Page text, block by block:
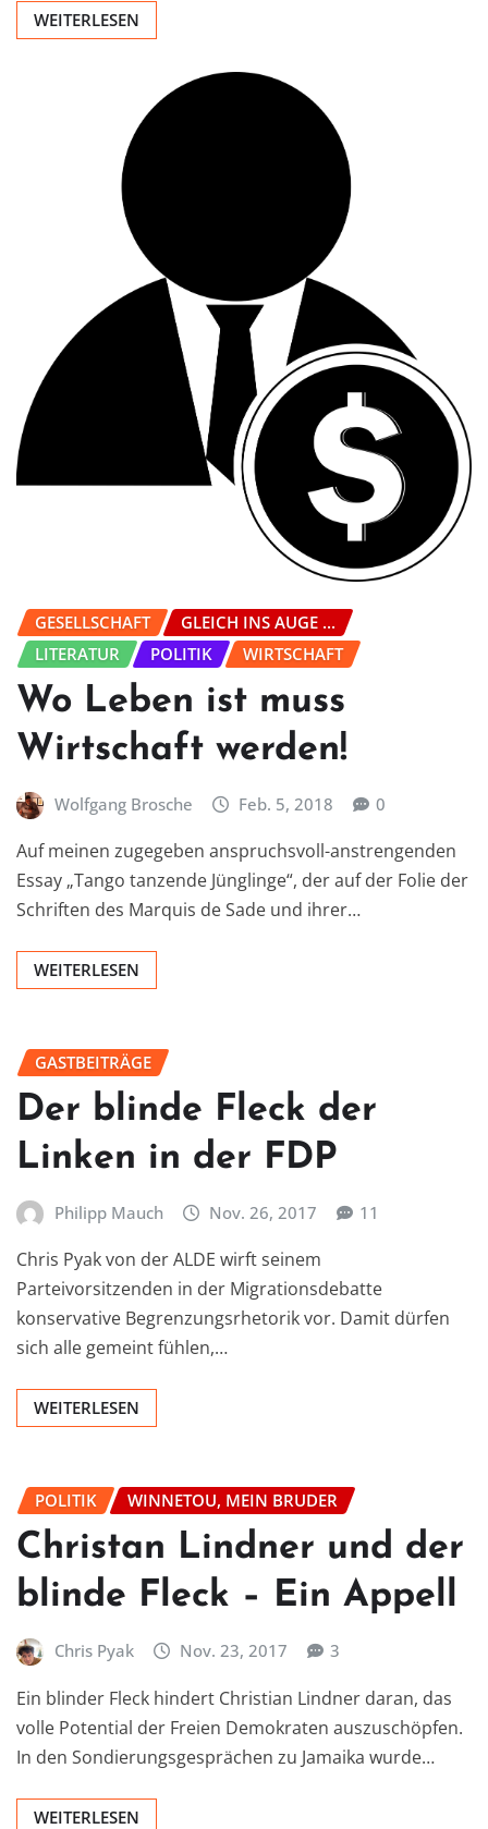
WEITERLESEN
GESELLSCHAFT
GLEICH INS AUGE ...
LITERATUR
POLITIK WIRTSCHAFT
Wo Leben ist muss
Wirtschaft werden!
Wolfgang Brosche Feb. 5, 2018 0
Auf meinen zugegeben anspruchsvoll-anstrengenden
Essay „Tango tanzende Jünglinge“, der auf der Folie der
Schriften des Marquis de Sade und ihrer…
WEITERLESEN
GASTBEITRÄGE
Der blinde Fleck der
Linken in der FDP
Philipp Mauch Nov. 26, 2017 11
Chris Pyak von der ALDE wirft seinem
Parteivorsitzenden in der Migrationsdebatte
konservative Begrenzungsrhetorik vor. Damit dürfen
sich alle gemeint fühlen,…
WEITERLESEN
POLITIK WINNETOU, MEIN BRUDER
Christan Lindner und der
blinde Fleck – Ein Appell
Chris Pyak Nov. 23, 2017 3
Ein blinder Fleck hindert Christian Lindner daran, das
volle Potential der Freien Demokraten auszuschöpfen.
In den Sondierungsgesprächen zu Jamaika wurde…
WEITERLESEN